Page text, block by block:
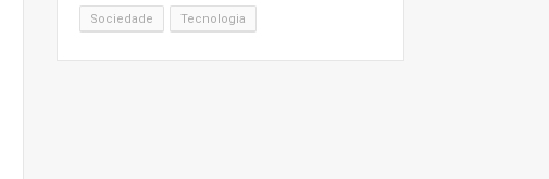
Sociedade Tecnologia